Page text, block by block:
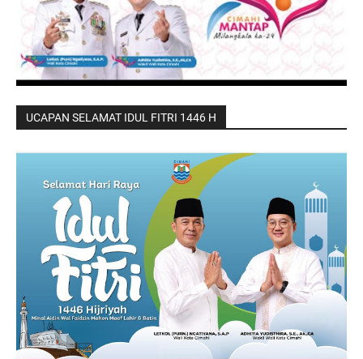
UCAPAN SELAMAT IDUL FITRI 1446 H